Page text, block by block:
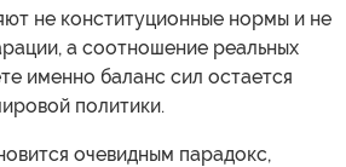
не конституционные нормы и не
а соотношение реальных
именно баланс сил остается
политики.
очевидным парадокс,